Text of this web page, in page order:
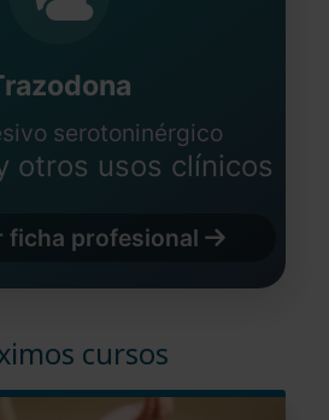
serotoninérgico
otros usos clínicos
ficha profesional
cursos